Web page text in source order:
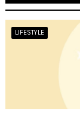
LIFESTYLE